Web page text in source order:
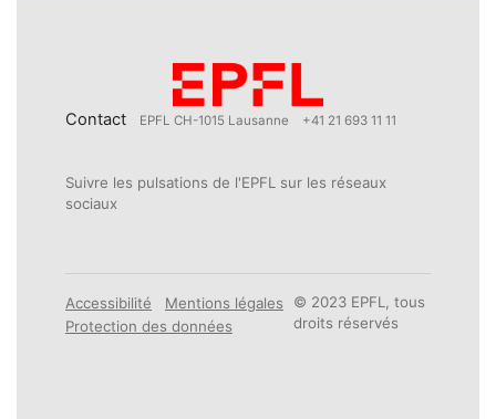
Contact EPFL CH-1015 Lausanne +41 21 693 11 11
Suivre les pulsations de l'EPFL sur les réseaux
sociaux
Accessibilité
Mentions légales
Protection des données
© 2023 EPFL, tous
droits réservés